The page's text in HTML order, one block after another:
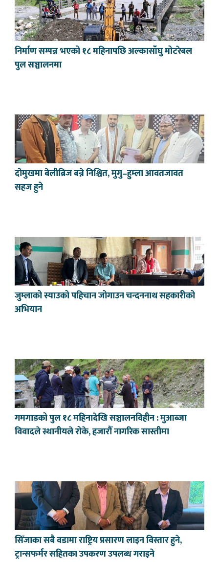
निर्माण सम्पन्न भएको १८ महिनापछि अल्कासाँघु मोटरेबल
पुल सञ्चालनमा
दोमुखमा बेलीब्रिज बन्ने निश्चित, मुगु–हुम्ला आवतजावत
सहज हुने
जुम्लाको स्याउको पहिचान जोगाउन चन्दननाथ सहकारीको
अभियान
गमगाडको पुल १८ महिनादेखि सञ्चालनविहीन : मुआब्जा
विवादले स्थानीयले रोके, हजारौँ नागरिक सास्तीमा
सिँजाका सबै वडामा राष्ट्रिय प्रसारण लाइन विस्तार हुने,
ट्रान्सफर्मर सहितका उपकरण उपलब्ध गराइने